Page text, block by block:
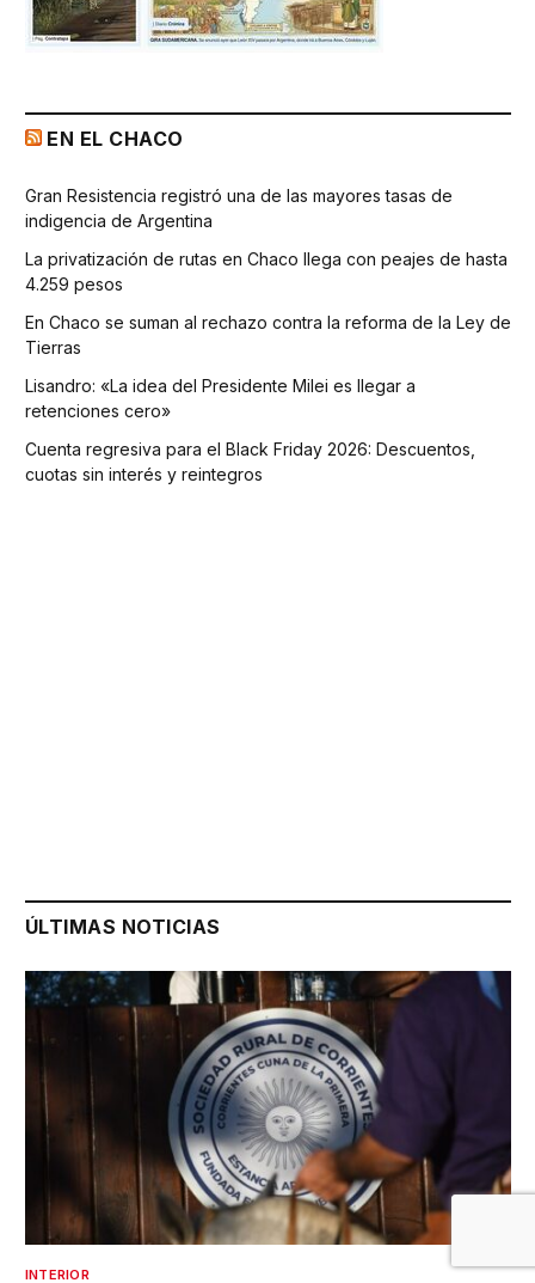
EN EL CHACO
Gran Resistencia registró una de las mayores tasas de
indigencia de Argentina
La privatización de rutas en Chaco llega con peajes de hasta
4.259 pesos
En Chaco se suman al rechazo contra la reforma de la Ley de
Tierras
Lisandro: «La idea del Presidente Milei es llegar a
retenciones cero»
Cuenta regresiva para el Black Friday 2026: Descuentos,
cuotas sin interés y reintegros
ÚLTIMAS NOTICIAS
INTERIOR